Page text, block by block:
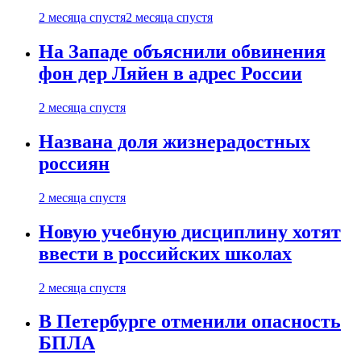
2 месяца спустя2 месяца спустя
На Западе объяснили обвинения
фон дер Ляйен в адрес России
2 месяца спустя
Названа доля жизнерадостных
россиян
2 месяца спустя
Новую учебную дисциплину хотят
ввести в российских школах
2 месяца спустя
В Петербурге отменили опасность
БПЛА